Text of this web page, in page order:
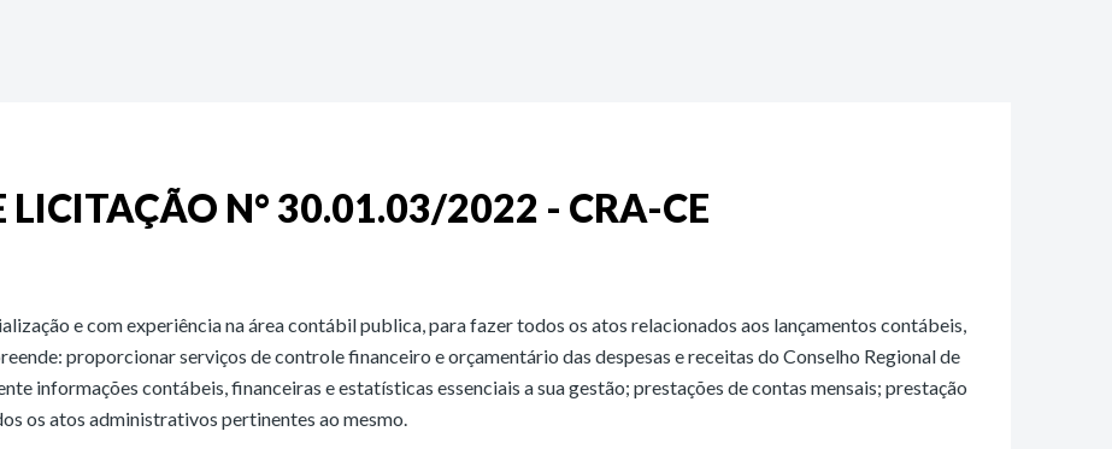
N° 30.01.03/2022 - CRA-CE
e com experiência na área contábil publica, para fazer todos os atos relacionados aos lançamentos contábeis,
proporcionar serviços de controle financeiro e orçamentário das despesas e receitas do Conselho Regional de
informações contábeis, financeiras e estatísticas essenciais a sua gestão; prestações de contas mensais; prestação
os atos administrativos pertinentes ao mesmo.